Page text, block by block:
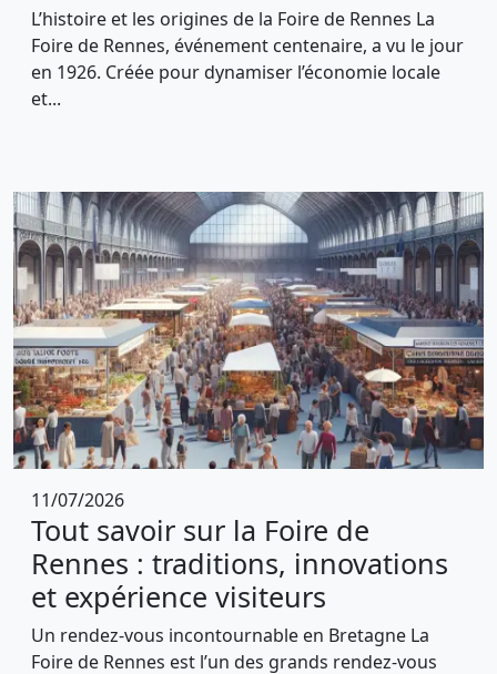
L’histoire et les origines de la Foire de Rennes La
Foire de Rennes, événement centenaire, a vu le jour
en 1926. Créée pour dynamiser l’économie locale
et...
11/07/2026
Tout savoir sur la Foire de
Rennes : traditions, innovations
et expérience visiteurs
Un rendez-vous incontournable en Bretagne La
Foire de Rennes est l’un des grands rendez-vous